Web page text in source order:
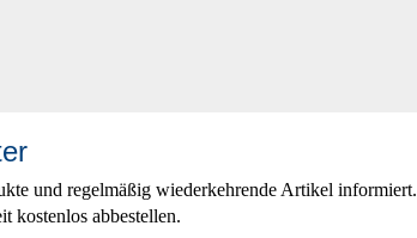
und regelmäßig wiederkehrende Artikel informiert.
kostenlos abbestellen.